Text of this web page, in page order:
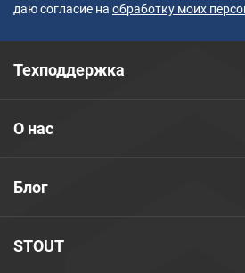
даю согласие на обработку моих
STOUT
Блог
О нас
Техподдержка